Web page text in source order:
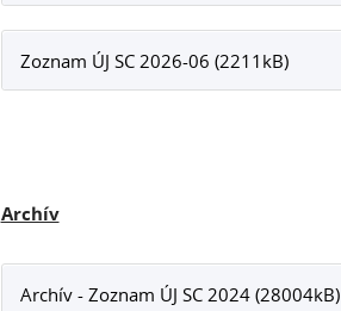
Zoznam ÚJ SC 2026-06 (2211kB)
Archív
Archív - Zoznam ÚJ SC 2024 (28004kB)